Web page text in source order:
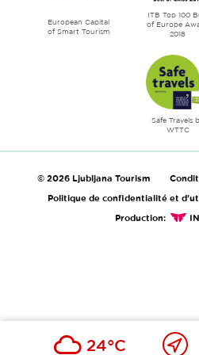
24°C
Près
European Capital
of Smart Tourism
ITB Top 100
of Europe
2018
Safe Travels
WTTC
© 2026 Ljubljana Tourism
Politique de confidentialité et
Production: